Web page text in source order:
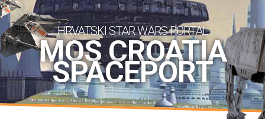
HRVATSKI STAR WARS PORTAL
MOS CROATIA
SPACEPORT